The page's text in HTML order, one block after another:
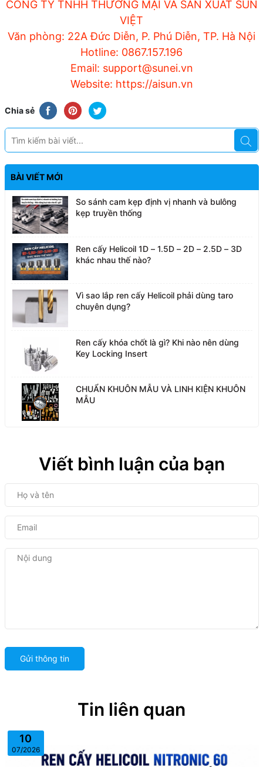
CÔNG TY TNHH THƯƠNG MẠI VÀ SẢN XUẤT SUN
VIỆT
Văn phòng: 22A Đức Diễn, P. Phú Diễn, TP. Hà Nội
Hotline: 0867.157.196
Email: support@sunei.vn
Website: https://aisun.vn
Chia sẻ
BÀI VIẾT MỚI
So sánh cam kẹp định vị nhanh và bulông
kẹp truyền thống
Ren cấy Helicoil 1D – 1.5D – 2D – 2.5D – 3D
khác nhau thế nào?
Vì sao lắp ren cấy Helicoil phải dùng taro
chuyên dụng?
Ren cấy khóa chốt là gì? Khi nào nên dùng
Key Locking Insert
CHUẨN KHUÔN MẪU VÀ LINH KIỆN KHUÔN
MẪU
Viết bình luận của bạn
Gửi thông tin
Tin liên quan
10
07/2026